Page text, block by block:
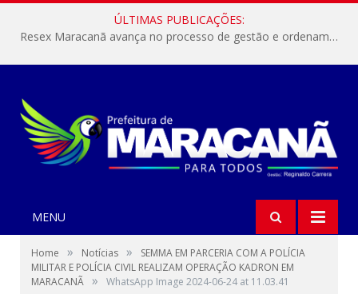
ÚLTIMAS PUBLICAÇÕES:
Resex Maracanã avança no processo de gestão e ordenamento do turismo em nossas áreas protegidas.
MENU
Home » Notícias »
SEMMA EM PARCERIA COM A POLÍCIA
MILITAR E POLÍCIA CIVIL REALIZAM OPERAÇÃO KADRON EM
MARACANÃ » WhatsApp Image 2024-06-24 at 11.03.41